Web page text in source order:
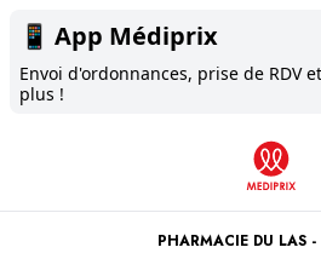
📱 App Médiprix
Envoi d'ordonnances, prise de RDV
plus !
PHARMACIE DU LAS